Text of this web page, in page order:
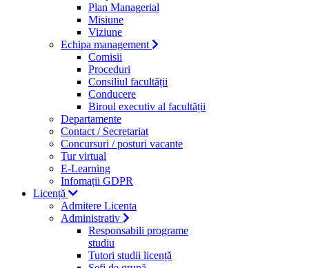
Plan Managerial
Misiune
Viziune
Echipa management
Comisii
Proceduri
Consiliul facultății
Conducere
Biroul executiv al facultății
Departamente
Contact / Secretariat
Concursuri / posturi vacante
Tur virtual
E-Learning
Infomații GDPR
Licență
Admitere Licenta
Administrativ
Responsabili programe
studiu
Tutori studii licență